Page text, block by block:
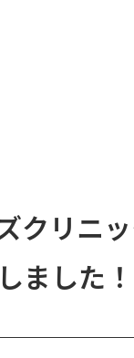
クリニ
ました！